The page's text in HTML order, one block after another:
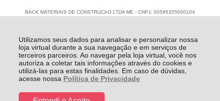
Utilizamos seus dados para analisar e personalizar nossa
loja virtual durante a sua navegação e em serviços de
terceiros parceiros. Ao navegar pela loja virtual, você nos
autoriza a coletar tais informações através do cookies e
utilizá-las para estas finalidades. Em caso de dúvidas,
acesse nossa Política de Privacidade
BACK MATERIAIS DE CONSTRUCAO LTDA ME - CNPJ: 00586355000104